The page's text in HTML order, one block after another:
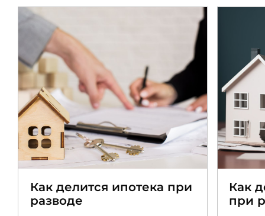
Как делится ипотека при
разводе
Как
при